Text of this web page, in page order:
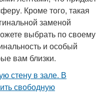
Кроме того, такая
заменой
выбрать по своему
и особый
вам близки.